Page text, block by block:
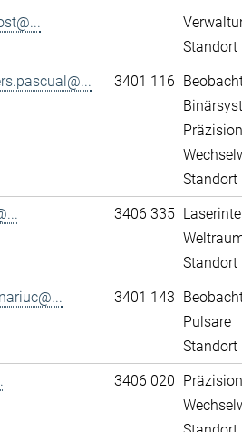
Standort
3401 116
Standort
3406 335
Standort
3401 143
Pulsare
Standort
3406 020